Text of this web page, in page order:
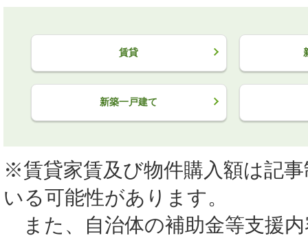
賃貸
新築一戸建て
※賃貸家賃及び物件購入額は記
いる可能性があります。
また、自治体の補助金等支援